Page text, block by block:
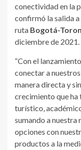
conectividad en la
confirmó la salida
ruta Bogotá-
diciembre de 2021.
“Con el
conectar a
manera directa y
crecimiento que ha
turístico,
sumando a nuestra
opciones con
productos a la